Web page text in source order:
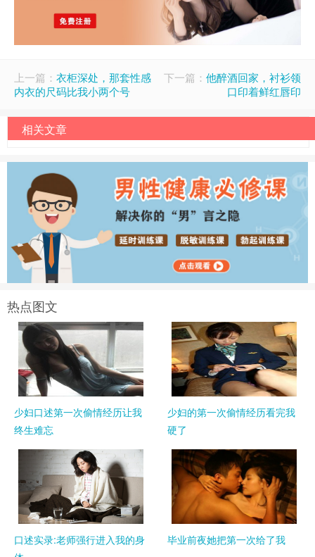
上一篇： 衣柜深处，那套性感
内衣的尺码比我小两个号
下一篇： 他醉酒回家，衬衫领
口印着鲜红唇印
相关文章
热点图文
少妇口述第一次偷情经历让我
终生难忘
少妇的第一次偷情经历看完我
硬了
口述实录:老师强行进入我的身
毕业前夜她把第一次给了我